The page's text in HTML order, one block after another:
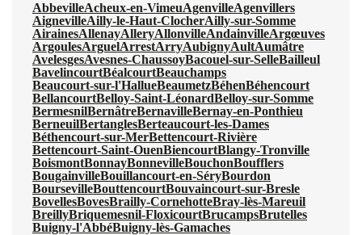
AbbevilleAcheux-en-VimeuAgenvilleAgenvillers
AignevilleAilly-le-Haut-ClocherAilly-sur-Somme
AirainesAllenayAlleryAllonvilleAndainvilleArgœuves
ArgoulesArguelArrestArryAubignyAultAumâtre
AvelesgesAvesnes-ChaussoyBacouel-sur-SelleBailleul
BavelincourtBéalcourtBeauchamps
Beaucourt-sur-l'HallueBeaumetzBéhenBéhencourt
BellancourtBelloy-Saint-LéonardBelloy-sur-Somme
BermesnilBernâtreBernavilleBernay-en-Ponthieu
BerneuilBertanglesBerteaucourt-les-Dames
Béthencourt-sur-MerBettencourt-Rivière
Bettencourt-Saint-OuenBiencourtBlangy-Tronville
BoismontBonnayBonnevilleBouchonBoufflers
BougainvilleBouillancourt-en-SéryBourdon
BoursevilleBouttencourtBouvaincourt-sur-Bresle
BovellesBovesBrailly-CornehotteBray-lès-Mareuil
BreillyBriquemesnil-FloxicourtBrucampsBrutelles
Buigny-l'AbbéBuigny-lès-Gamaches